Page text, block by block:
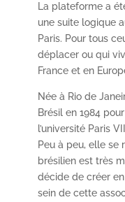
La plateforme a
une suite logique
Paris. Pour tous
déplacer ou qui
France et en
Née à Rio de
Brésil en 1984
l’université Paris
Peu à peu, elle se
brésilien est très
décide de créer en
sein de cette